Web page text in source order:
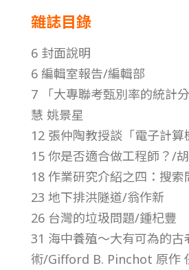
7
2
年
第
3
卷
雜誌目錄
6 封面說明
6 編輯室報告/編輯部
7 「大專聯考甄別率的統計
慧 姚景星
12 張仲陶教授談「電子計
15 你是否適合做工程師？/
18 作業研究介紹之四：搜
23 地下排洪隧道/翁作新
26 台灣的垃圾問題/鍾杞豐
31 海中養殖～大有可為的古
術/Gifford B. Pinchot 原作